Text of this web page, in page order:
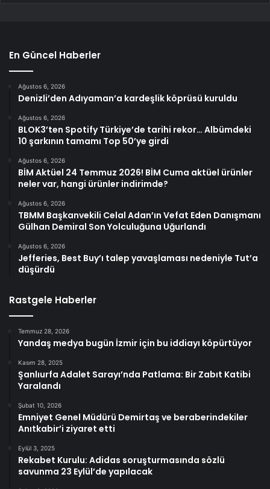
En Güncel Haberler
Ağustos 6, 2026
Denizli’den Adıyaman’a kardeşlik köprüsü kuruldu
Ağustos 6, 2026
BLOK3’ten Spotify Türkiye’de tarihi rekor… Albümdeki
10 şarkının tamamı Top 50’ye girdi
Ağustos 6, 2026
BİM Aktüel 24 Temmuz 2026! BİM Cuma aktüel ürünler
neler var, hangi ürünler indirimde?
Ağustos 6, 2026
TBMM Başkanvekili Celal Adan’ın Vefat Eden Danışmanı
Gülhan Demiral Son Yolculuğuna Uğurlandı
Ağustos 6, 2026
Jefferies, Best Buy’ı talep yavaşlaması nedeniyle Tut’a
düşürdü
Rastgele Haberler
Temmuz 28, 2026
Yandaş medya bugün İzmir için bu iddiayı köpürtüyor
Kasım 28, 2025
Şanlıurfa Adalet Sarayı’nda Patlama: Bir Zabıt Katibi
Yaralandı
Şubat 10, 2026
Emniyet Genel Müdürü Demirtaş ve beraberindekiler
Anıtkabir’i ziyaret etti
Eylül 3, 2025
Rekabet Kurulu: Adidas soruşturmasında sözlü
savunma 23 Eylül’de yapılacak